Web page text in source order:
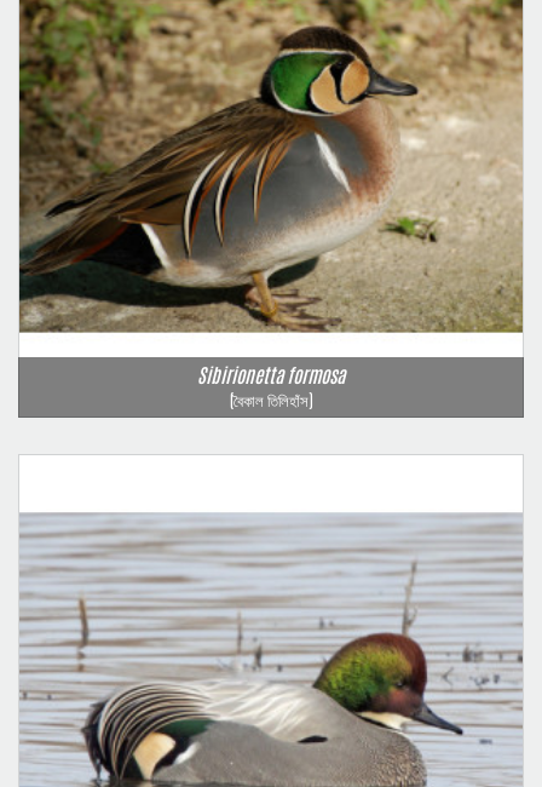
Sibirionetta formosa
(বৈকাল তিলিহাঁস)